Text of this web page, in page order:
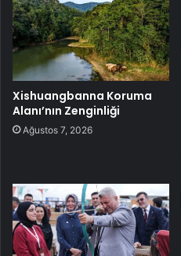
Xishuangbanna Koruma
Alanı’nın Zenginliği
Ağustos 7, 2026